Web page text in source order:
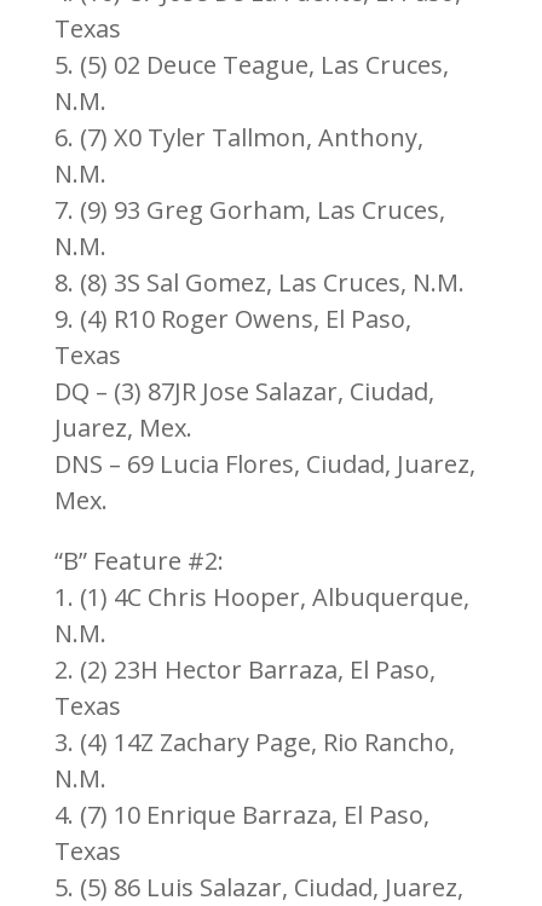
Texas
5. (5) 02 Deuce Teague, Las Cruces,
N.M.
6. (7) X0 Tyler Tallmon, Anthony,
N.M.
7. (9) 93 Greg Gorham, Las Cruces,
N.M.
8. (8) 3S Sal Gomez, Las Cruces, N.M.
9. (4) R10 Roger Owens, El Paso,
Texas
DQ – (3) 87JR Jose Salazar, Ciudad,
Juarez, Mex.
DNS – 69 Lucia Flores, Ciudad, Juarez,
Mex.
“B” Feature #2:
1. (1) 4C Chris Hooper, Albuquerque,
N.M.
2. (2) 23H Hector Barraza, El Paso,
Texas
3. (4) 14Z Zachary Page, Rio Rancho,
N.M.
4. (7) 10 Enrique Barraza, El Paso,
Texas
5. (5) 86 Luis Salazar, Ciudad, Juarez,